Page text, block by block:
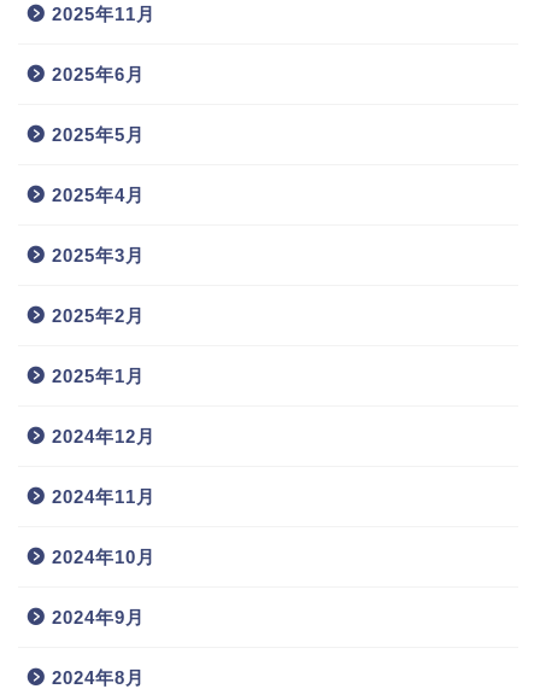
2025年11月
2025年6月
2025年5月
2025年4月
2025年3月
2025年2月
2025年1月
2024年12月
2024年11月
2024年10月
2024年9月
2024年8月